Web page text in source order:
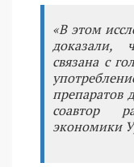
«В этом
доказали,
связана с
препаратов
соавтор
экономики